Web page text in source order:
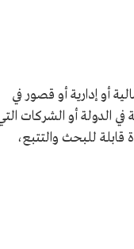
أو إدارية أو قصور في
الدولة أو الشركات
محددة قابلة للبحث والتتبع،